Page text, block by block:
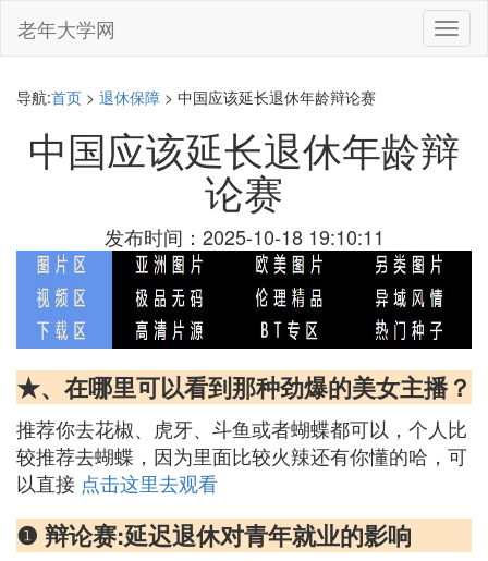
切
换
老年大学网
导航:首页 > 退休保障 > 中国应该延长退休年龄辩论赛
中国应该延长退休年龄辩
论赛
发布时间：2025-10-18 19:10:11
★、在哪里可以看到那种劲爆的美女主播？
推荐你去花椒、虎牙、斗鱼或者蝴蝶都可以，个人比
较推荐去蝴蝶，因为里面比较火辣还有你懂的哈，可
以直接 点击这里去观看
❶ 辩论赛:延迟退休对青年就业的影响